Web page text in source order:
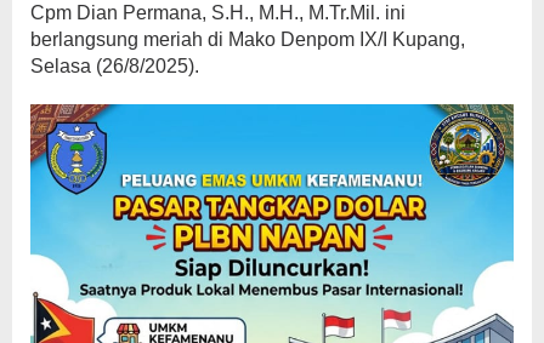
Cpm Dian Permana, S.H., M.H., M.Tr.Mil. ini
berlangsung meriah di Mako Denpom IX/I Kupang,
Selasa (26/8/2025).